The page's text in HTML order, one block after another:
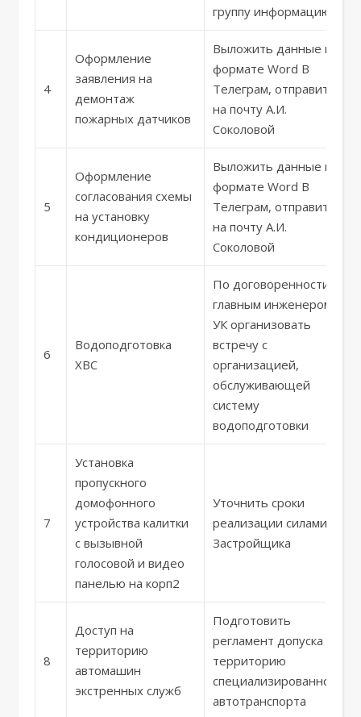
группу информацию
4
Оформление
заявления на
демонтаж
пожарных датчиков
Выложить данные в
формате Word В
Телеграм, отправить
на почту А.И.
Соколовой
5
Оформление
согласования схемы
на установку
кондиционеров
Выложить данные в
формате Word В
Телеграм, отправить
на почту А.И.
Соколовой
6
Водоподготовка
ХВС
По договоренности с
главным инженером
УК организовать
встречу с
организацией,
обслуживающей
систему
водоподготовки
7
Установка
пропускного
домофонного
устройства калитки
с вызывной
голосовой и видео
панелью на корп2
Уточнить сроки
реализации силами
Застройщика
8
Доступ на
территорию
автомашин
экстренных служб
Подготовить
регламент допуска на
территорию
специализированного
автотранспорта